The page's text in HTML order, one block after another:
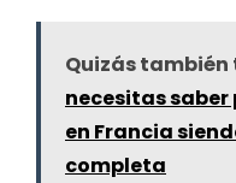
Quizás también
necesitas
en Francia
completa